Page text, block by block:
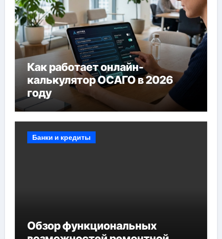
Как работает онлайн-
калькулятор ОСАГО в 2026
году
Банки и кредиты
Обзор функциональных